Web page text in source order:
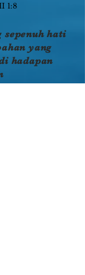
1:8
sepenuh hati
yang
hadapan